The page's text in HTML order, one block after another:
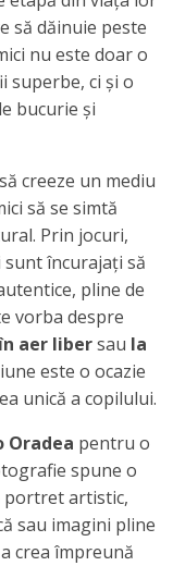
să dăinuie peste
nu este doar o
ci și o
bucurie și
creeze un mediu
să se simtă
Prin jocuri,
încurajați să
pline de
vorba despre
aer libersau la
este o ocazie
unică a copilului.
Oradea pentru o
spune o
portret artistic,
sau imagini pline
crea împreună